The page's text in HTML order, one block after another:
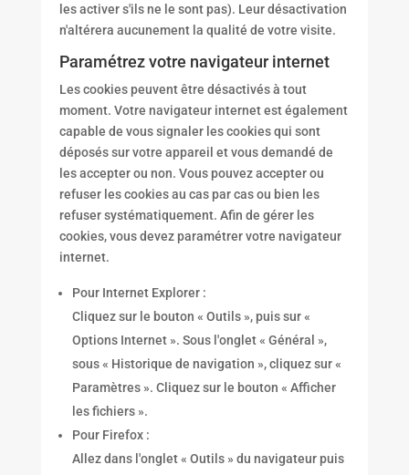
les activer s'ils ne le sont pas). Leur désactivation
n'altérera aucunement la qualité de votre visite.
Paramétrez votre navigateur internet
Les cookies peuvent être désactivés à tout
moment. Votre navigateur internet est également
capable de vous signaler les cookies qui sont
déposés sur votre appareil et vous demandé de
les accepter ou non. Vous pouvez accepter ou
refuser les cookies au cas par cas ou bien les
refuser systématiquement. Afin de gérer les
cookies, vous devez paramétrer votre navigateur
internet.
Pour Internet Explorer :
Cliquez sur le bouton « Outils », puis sur «
Options Internet ». Sous l'onglet « Général »,
sous « Historique de navigation », cliquez sur «
Paramètres ». Cliquez sur le bouton « Afficher
les fichiers ».
Pour Firefox :
Allez dans l'onglet « Outils » du navigateur puis